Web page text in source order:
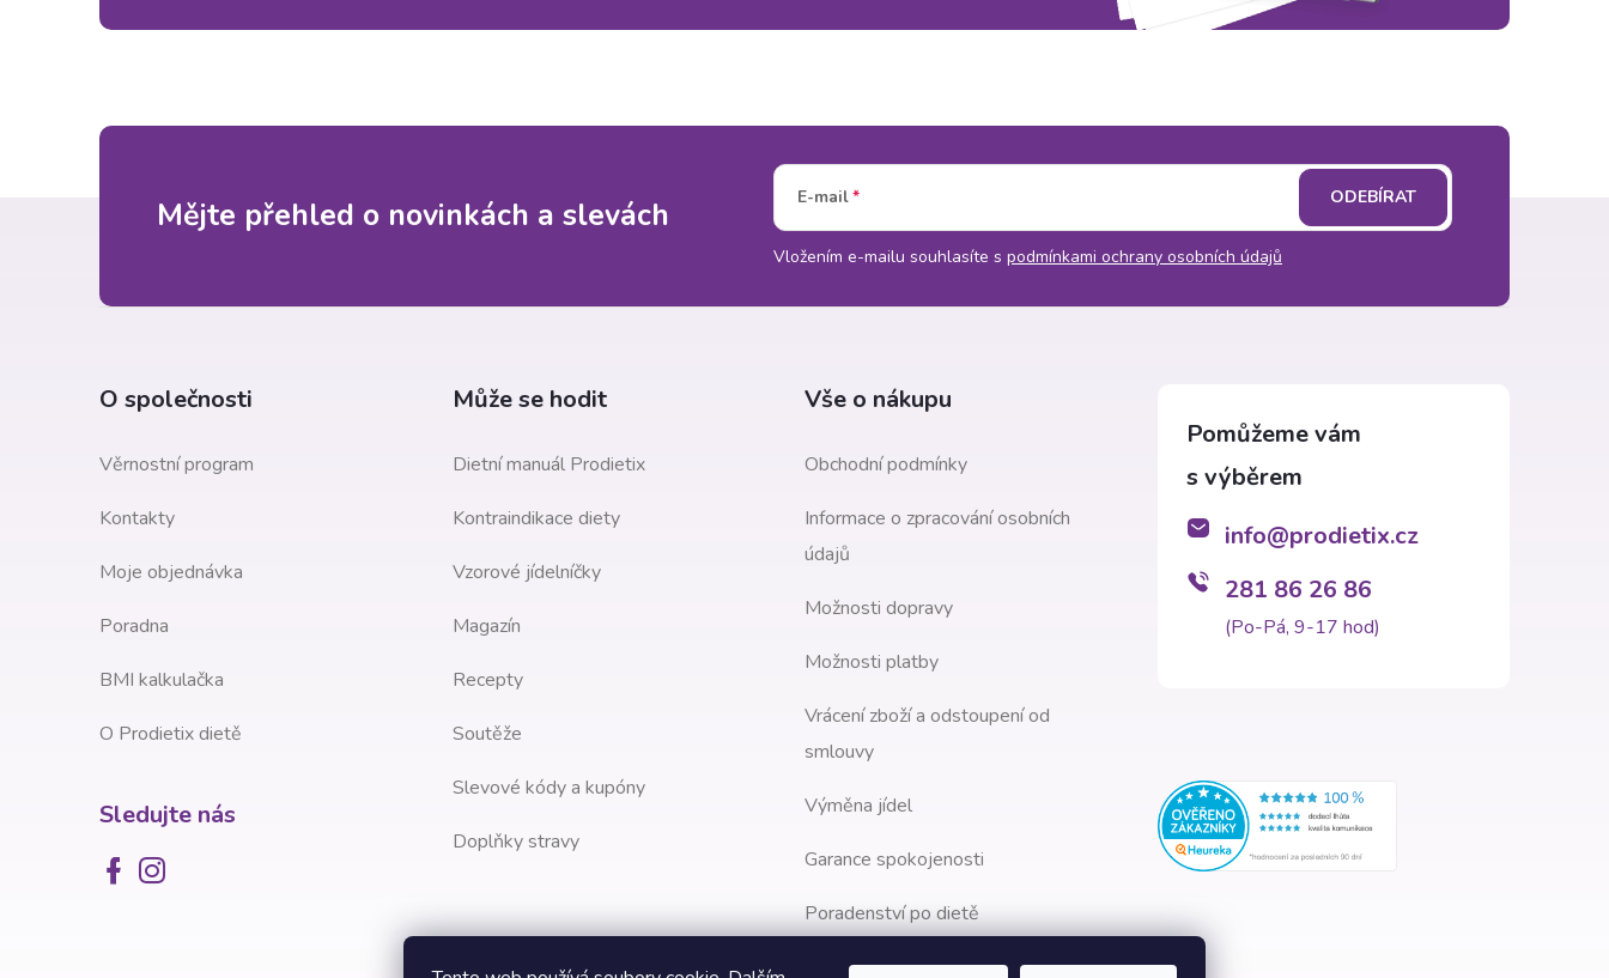
Mějte přehled o novinkách a slevách E-mail
Vložením e-mailu souhlasíte s podmínkami ochrany osobních údajů
ODEBÍRAT
O společnosti
Věrnostní program
Kontakty
Moje objednávka
Poradna
BMI kalkulačka
O Prodietix dietě
Sledujte nás
Může se hodit
Dietní manuál Prodietix
Kontraindikace diety
Vzorové jídelníčky
Magazín
Recepty
Soutěže
Slevové kódy a kupóny
Doplňky stravy
Vše o nákupu
Obchodní podmínky
Informace o zpracování osobních
údajů
Možnosti dopravy
Možnosti platby
Vrácení zboží a odstoupení od
smlouvy
Výměna jídel
Garance spokojenosti
Poradenství po dietě
info@prodietix.cz
281 86 26 86
(Po-Pá, 9-17 hod)